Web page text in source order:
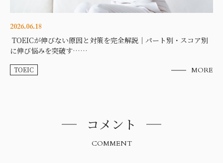
2026.06.18
TOEICが伸びない原因と対策を完全解説｜パート別・スコア別
に伸び悩みを突破す……
TOEIC MORE
コメント
COMMENT